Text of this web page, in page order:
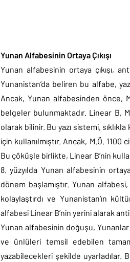
Yunan Alfabesinin Ortaya Çıkışı
Yunan alfabesinin ortaya çıkışı,
Yunanistan’da beliren bu alfabe,
Ancak, Yunan alfabesinden önce,
belgeler bulunmaktadır. Linear B,
olarak bilinir. Bu yazı sistemi,
için kullanılmıştır. Ancak, M.Ö. 1100
Bu çöküşle birlikte, Linear B’nin
8. yüzyılda Yunan alfabesinin
dönem başlamıştır. Yunan
kolaylaştırdı ve Yunanistan’ın
alfabesi Linear B’nin yerini alarak
Yunan alfabesinin doğuşu,
ve ünlüleri temsil edebilen
yazabilecekleri şekilde uyarladılar.